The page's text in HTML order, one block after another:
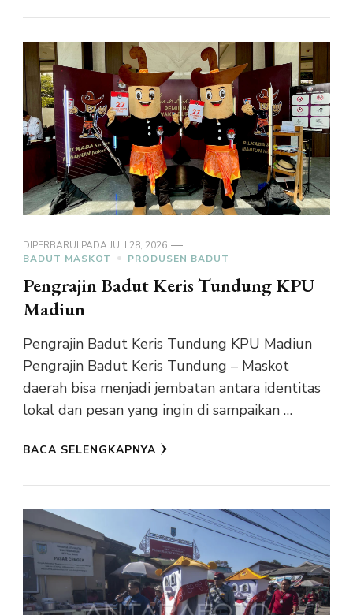
DIPERBARUI PADAJULI 28, 2026
BADUT MASKOT
PRODUSEN BADUT
Pengrajin Badut Keris Tundung KPU
Madiun
Pengrajin Badut Keris Tundung KPU Madiun
Pengrajin Badut Keris Tundung – Maskot
daerah bisa menjadi jembatan antara identitas
lokal dan pesan yang ingin di sampaikan …
BACA SELENGKAPNYA